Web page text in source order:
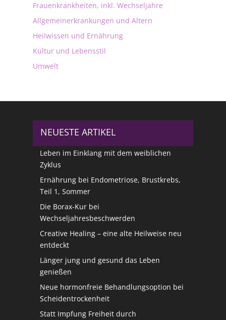
Frauenkrankheiten, inkl. Wechseljahre
Allgemeinerkrankungen und Altern
Heilwissen und Ernährung
Kultur und Lebensstil
Umwelt
NEUESTE ARTIKEL
Leben im Einklang mit dem weiblichen
Zyklus
Ernährung bei Endometriose, Brustkrebs,
Teil 1, Sommer
Die Borax-Kur bei
Wechseljahresbeschwerden
Creative Healing – eine alte Heilweise neu
entdeckt
Länger jung und gesund das Leben
genießen
Neue hormonfreie Behandlungsoption bei
Scheidentrockenheit
Statt Impfung Freiheit durch